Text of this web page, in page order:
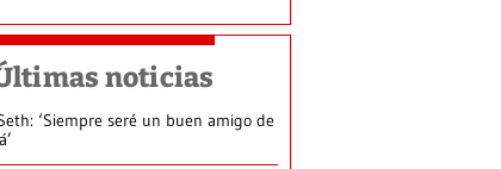
noticias
‘Siempre seré un buen amigo de